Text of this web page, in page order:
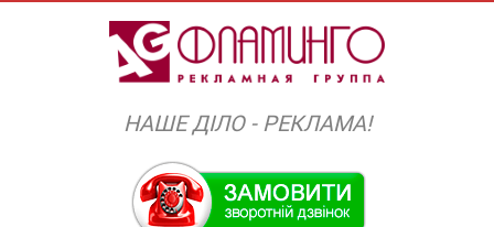
НАШЕ ДІЛО - РЕКЛАМА!